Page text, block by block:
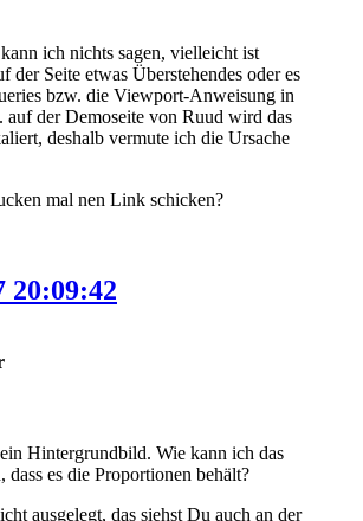
ich nichts sagen, vielleicht ist
der Seite etwas Überstehendes oder es
bzw. die Viewport-Anweisung in
auf der Demoseite von Ruud wird das
deshalb vermute ich die Ursache
mal nen Link schicken?
20:09:42
Hintergrundbild. Wie kann ich das
dass es die Proportionen behält?
ausgelegt, das siehst Du auch an der